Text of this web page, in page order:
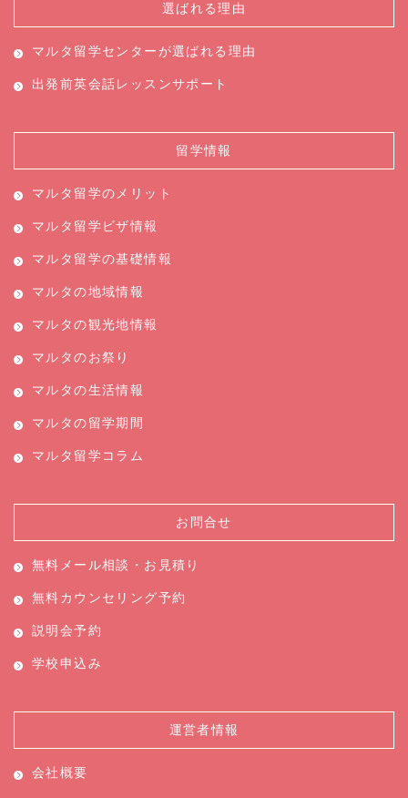
選ばれる理由
マルタ留学センターが選ばれる理由
出発前英会話レッスンサポート
留学情報
マルタ留学のメリット
マルタ留学ビザ情報
マルタ留学の基礎情報
マルタの地域情報
マルタの観光地情報
マルタのお祭り
マルタの生活情報
マルタの留学期間
マルタ留学コラム
お問合せ
無料メール相談・お見積り
無料カウンセリング予約
説明会予約
学校申込み
運営者情報
会社概要